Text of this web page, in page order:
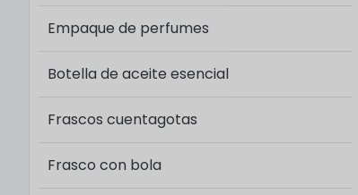
Empaque de perfumes
Botella de aceite esencial
Frascos cuentagotas
Frasco con bola